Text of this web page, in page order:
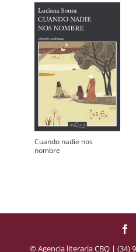
Cuando nadie nos
nombre
© Agencia literaria CBQ | (34)